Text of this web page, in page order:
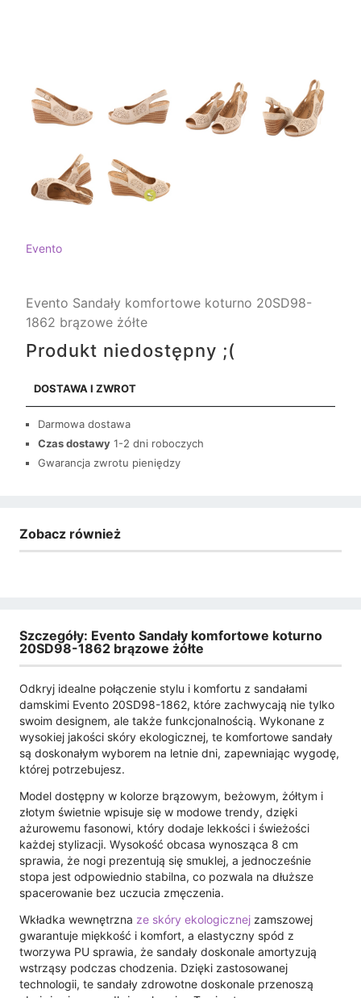
Evento
Evento Sandały komfortowe koturno 20SD98-
1862 brązowe żółte
Produkt niedostępny ;(
DOSTAWA I ZWROT
Darmowa dostawa
Czas dostawy 1-2 dni roboczych
Gwarancja zwrotu pieniędzy
Zobacz również
Szczegóły: Evento Sandały komfortowe koturno
20SD98-1862 brązowe żółte
Odkryj idealne połączenie stylu i komfortu z sandałami
damskimi Evento 20SD98-1862, które zachwycają nie tylko
swoim designem, ale także funkcjonalnością. Wykonane z
wysokiej jakości skóry ekologicznej, te komfortowe sandały
są doskonałym wyborem na letnie dni, zapewniając wygodę,
której potrzebujesz.
Model dostępny w kolorze brązowym, beżowym, żółtym i
złotym świetnie wpisuje się w modowe trendy, dzięki
ażurowemu fasonowi, który dodaje lekkości i świeżości
każdej stylizacji. Wysokość obcasa wynosząca 8 cm
sprawia, że nogi prezentują się smuklej, a jednocześnie
stopa jest odpowiednio stabilna, co pozwala na dłuższe
spacerowanie bez uczucia zmęczenia.
Wkładka wewnętrzna ze skóry ekologicznej zamszowej
gwarantuje miękkość i komfort, a elastyczny spód z
tworzywa PU sprawia, że sandały doskonale amortyzują
wstrząsy podczas chodzenia. Dzięki zastosowanej
technologii, te sandały zdrowotne doskonale przenoszą